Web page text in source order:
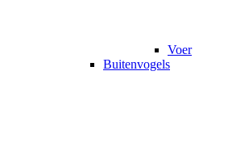
Voer
Buitenvogels